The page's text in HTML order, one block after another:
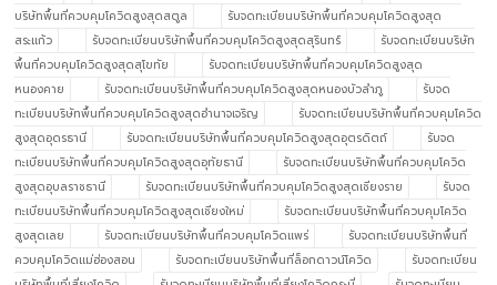
บริษัทพื้นที่ควบคุมโควิดสูงสุดสตูล
รับจดทะเบียนบริษัทพื้นที่ควบคุมโควิดสูงสุด
สระแก้ว
รับจดทะเบียนบริษัทพื้นที่ควบคุมโควิดสูงสุดสุรินทร์
รับจดทะเบียนบริษัท
พื้นที่ควบคุมโควิดสูงสุดสุโขทัย
รับจดทะเบียนบริษัทพื้นที่ควบคุมโควิดสูงสุด
หนองคาย
รับจดทะเบียนบริษัทพื้นที่ควบคุมโควิดสูงสุดหนองบัวลำภู
รับจด
ทะเบียนบริษัทพื้นที่ควบคุมโควิดสูงสุดอำนาจเจริญ
รับจดทะเบียนบริษัทพื้นที่ควบคุมโควิด
สูงสุดอุดรธานี
รับจดทะเบียนบริษัทพื้นที่ควบคุมโควิดสูงสุดอุตรดิตถ์
รับจด
ทะเบียนบริษัทพื้นที่ควบคุมโควิดสูงสุดอุทัยธานี
รับจดทะเบียนบริษัทพื้นที่ควบคุมโควิด
สูงสุดอุบลราชธานี
รับจดทะเบียนบริษัทพื้นที่ควบคุมโควิดสูงสุดเชียงราย
รับจด
ทะเบียนบริษัทพื้นที่ควบคุมโควิดสูงสุดเชียงใหม่
รับจดทะเบียนบริษัทพื้นที่ควบคุมโควิด
สูงสุดเลย
รับจดทะเบียนบริษัทพื้นที่ควบคุมโควิดแพร่
รับจดทะเบียนบริษัทพื้นที่
ควบคุมโควิดแม่ฮ่องสอน
รับจดทะเบียนบริษัทพื้นที่ล็อกดาวน์โควิด
รับจดทะเบียน